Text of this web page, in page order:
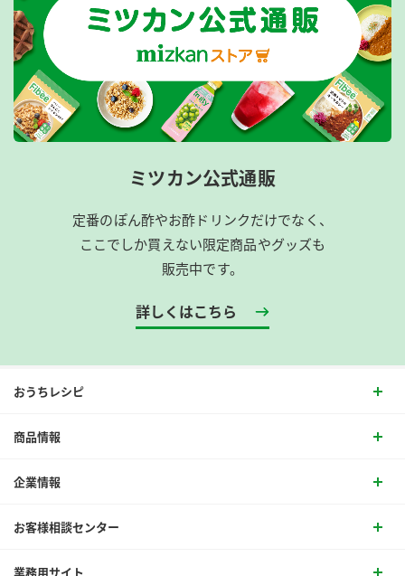
ミツカン公式通販
定番のぽん酢やお酢ドリンクだけでなく、
ここでしか買えない限定商品やグッズも
販売中です。
詳しくはこちら
おうちレシピ
商品情報
企業情報
お客様相談センター
業務用サイト